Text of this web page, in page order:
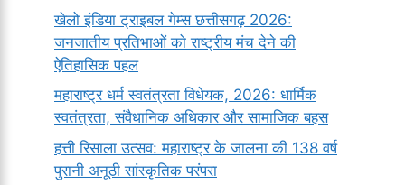
खेलो इंडिया ट्राइबल गेम्स छत्तीसगढ़ 2026:
जनजातीय प्रतिभाओं को राष्ट्रीय मंच देने की
ऐतिहासिक पहल
महाराष्ट्र धर्म स्वतंत्रता विधेयक, 2026: धार्मिक
स्वतंत्रता, संवैधानिक अधिकार और सामाजिक बहस
हत्ती रिसाला उत्सव: महाराष्ट्र के जालना की 138 वर्ष
पुरानी अनूठी सांस्कृतिक परंपरा